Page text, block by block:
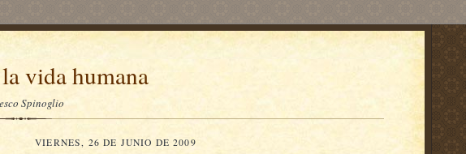
vida humana
Spinoglio
VIERNES, 26 DE JUNIO DE 2009